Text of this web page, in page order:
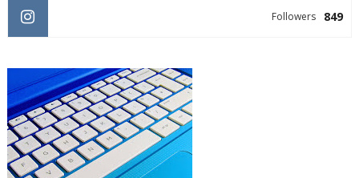
849
Followers